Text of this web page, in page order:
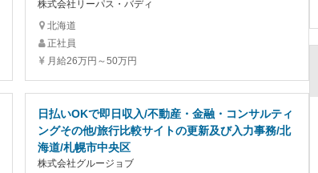
株式会社リーパス・バディ
北海道
正社員
月給26万円～50万円
日払いOKで即日収入/不動産・金融・コンサルティ
ングその他/旅行比較サイトの更新及び入力事務/北
海道/札幌市中央区
株式会社グルージョブ